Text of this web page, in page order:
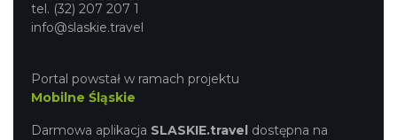
tel. (32) 207 207 1
info@slaskie.travel
Portal powstał w ramach projektu
Mobilne Śląskie
Darmowa aplikacja SLASKIE.travel dostępna na